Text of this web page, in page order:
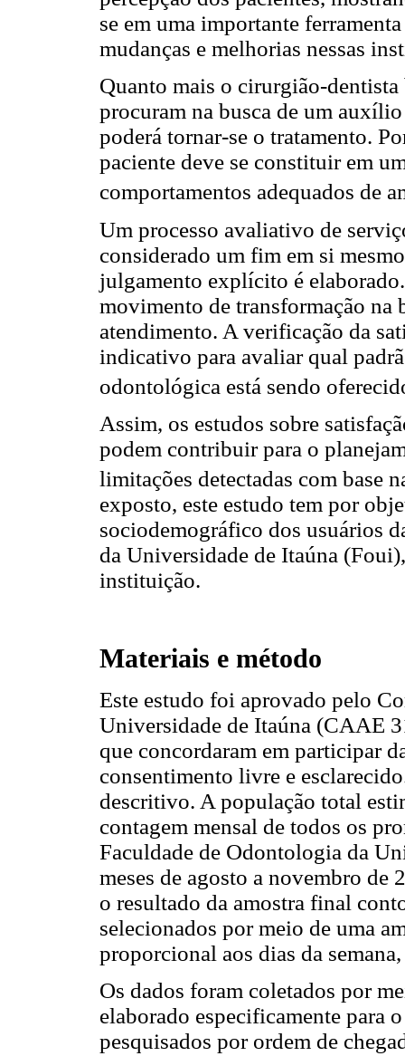
se em uma importante
mudanças e melhorias nessas
Quanto mais o cirurgião-dentista
procuram na busca de um
poderá tornar-se o tratamento.
paciente deve se constituir em
comportamentos adequados de
Um processo avaliativo de
considerado um fim em si
julgamento explícito é
movimento de transformação na
atendimento. A verificação da
indicativo para avaliar qual
odontológica está sendo
Assim, os estudos sobre
podem contribuir para o
limitações detectadas com base
exposto, este estudo tem por
sociodemográfico dos usuários
da Universidade de Itaúna
instituição.
Materiais e método
Este estudo foi aprovado pelo
Universidade de Itaúna (CAAE
que concordaram em participar
consentimento livre e
descritivo. A população total
contagem mensal de todos os
Faculdade de Odontologia da
meses de agosto a novembro
o resultado da amostra final
selecionados por meio de uma
proporcional aos dias da
Os dados foram coletados por
elaborado especificamente para
pesquisados por ordem de